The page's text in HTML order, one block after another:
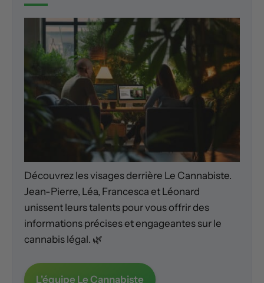
Découvrez les visages derrière Le Cannabiste.
Jean-Pierre, Léa, Francesca et Léonard
unissent leurs talents pour vous offrir des
informations précises et engageantes sur le
cannabis légal. 🌿
L'équipe Le Cannabiste